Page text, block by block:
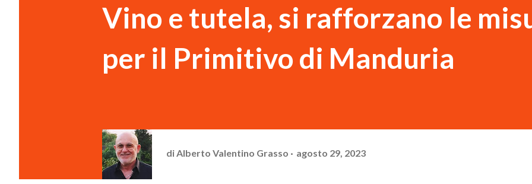
Vino e tutela, si rafforzano le
per il Primitivo di Manduria
di Alberto Valentino Grasso agosto 29, 2023